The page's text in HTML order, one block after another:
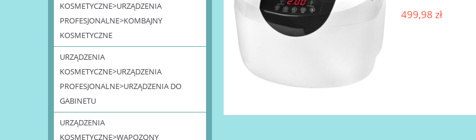
KOSMETYCZNE>URZĄDZENIA
PROFESJONALNE>KOMBAJNY
KOSMETYCZNE
URZĄDZENIA
KOSMETYCZNE>URZĄDZENIA
PROFESJONALNE>URZĄDZENIA DO
GABINETU
URZĄDZENIA
KOSMETYCZNE>WAPOZONY
499,98 zł